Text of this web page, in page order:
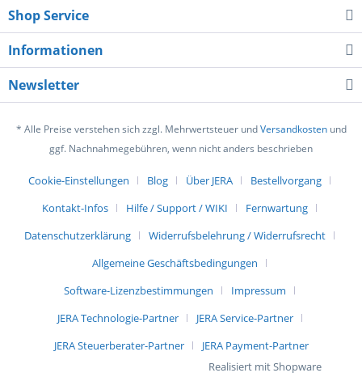
Shop Service
Informationen
Newsletter
* Alle Preise verstehen sich zzgl. Mehrwertsteuer undVersandkostenund
ggf. Nachnahmegebühren, wenn nicht anders beschrieben
Cookie-Einstellungen Blog Über JERA
Bestellvorgang
Kontakt-Infos
Hilfe / Support / WIKI
Fernwartung
Datenschutzerklärung
Widerrufsbelehrung / Widerrufsrecht
Allgemeine Geschäftsbedingungen
Software-Lizenzbestimmungen
Impressum
JERA Technologie-Partner
JERA Service-Partner
JERA Steuerberater-Partner
JERA Payment-Partner
Realisiert mit Shopware